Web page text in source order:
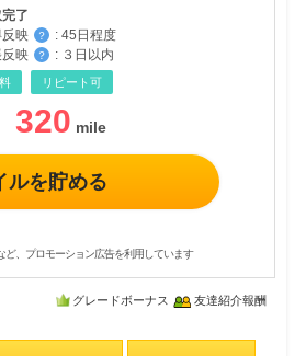
了
映
？ : 45日程度
映
？ : ３日以内
リピート可
320
ルを貯める
ど、プロモーション広告を利用しています
グレードボーナス 友達紹介報酬